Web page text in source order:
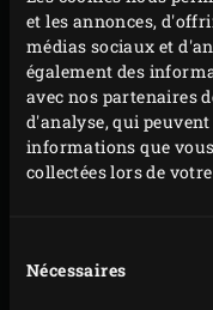
et les annonces,
médias sociaux et
également des
avec nos partenaires
d'analyse, qui
informations que
collectées lors de
duNécessaires
Sortez le gril de
copeaux de bois
incandescent et
gril et placez
dessus. Fermez
Saint-Jacques
qu’elles